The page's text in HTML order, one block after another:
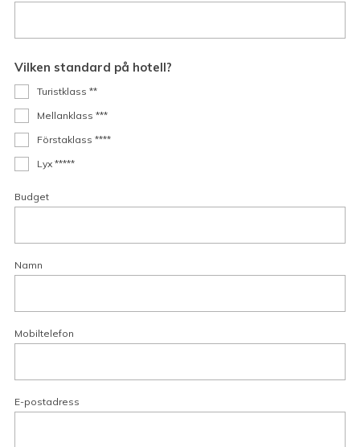
Vilken standard på hotell?
Turistklass **
Mellanklass ***
Förstaklass ****
Lyx *****
Budget
Namn
Mobiltelefon
E-postadress